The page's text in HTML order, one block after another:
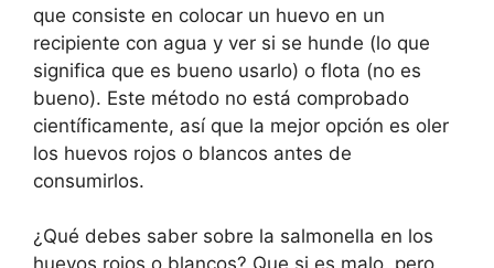
que consiste en colocar un huevo en un
recipiente con agua y ver si se hunde (lo que
significa que es bueno usarlo) o flota (no es
bueno). Este método no está comprobado
científicamente, así que la mejor opción es oler
los huevos rojos o blancos antes de
consumirlos.
¿Qué debes saber sobre la salmonella en los